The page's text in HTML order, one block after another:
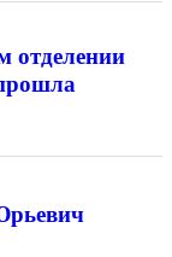
отделении